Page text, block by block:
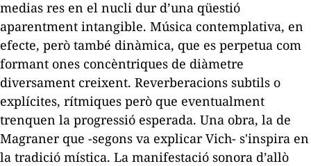
medias res en el nucli dur d’una qüestió
aparentment intangible. Música contemplativa, en
efecte, però també dinàmica, que es perpetua com
formant ones concèntriques de diàmetre
diversament creixent. Reverberacions subtils o
explícites, rítmiques però que eventualment
trenquen la progressió esperada. Una obra, la de
Magraner que -segons va explicar Vich- s'inspira en
la tradició mística. La manifestació sonora d’allò